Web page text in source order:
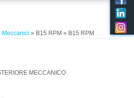
Meccanici » B15 RPM » B15 RPM
MECCANICO